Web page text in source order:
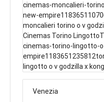
cinemas-moncalieri-
new-
moncalieri torino o v
Cinemas Torino
cinemas-torino-lingotto-
lingotto o v godzilla x
Venezia